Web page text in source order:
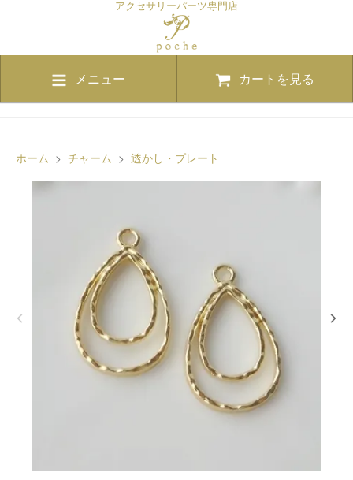
アクセサリーパーツ専門店
メニュー カートを見る
ホーム > チャーム > 透かし・プレート